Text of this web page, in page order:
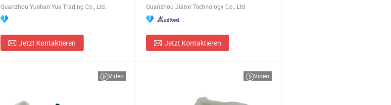
Quanzhou Yuehan Yue Trading Co., Ltd.
Jetzt Kontaktieren
Quanzhou Jianxi Technology Co., Ltd
Jetzt Kontaktieren
Video Video